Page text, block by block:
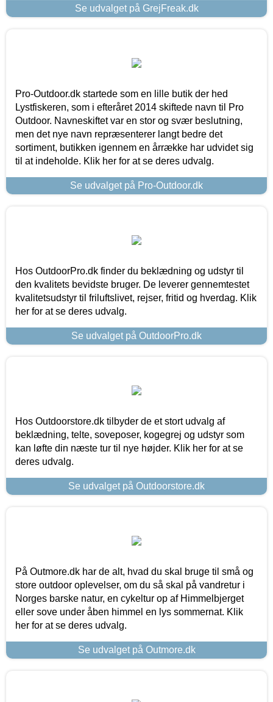
Se udvalget på GrejFreak.dk
Pro-Outdoor.dk startede som en lille butik der hed
Lystfiskeren, som i efteråret 2014 skiftede navn til Pro
Outdoor. Navneskiftet var en stor og svær beslutning,
men det nye navn repræsenterer langt bedre det
sortiment, butikken igennem en årrække har udvidet sig
til at indeholde. Klik her for at se deres udvalg.
Se udvalget på Pro-Outdoor.dk
Hos OutdoorPro.dk finder du beklædning og udstyr til
den kvalitets bevidste bruger. De leverer gennemtestet
kvalitetsudstyr til friluftslivet, rejser, fritid og hverdag. Klik
her for at se deres udvalg.
Se udvalget på OutdoorPro.dk
Hos Outdoorstore.dk tilbyder de et stort udvalg af
beklædning, telte, soveposer, kogegrej og udstyr som
kan løfte din næste tur til nye højder. Klik her for at se
deres udvalg.
Se udvalget på Outdoorstore.dk
På Outmore.dk har de alt, hvad du skal bruge til små og
store outdoor oplevelser, om du så skal på vandretur i
Norges barske natur, en cykeltur op af Himmelbjerget
eller sove under åben himmel en lys sommernat. Klik
her for at se deres udvalg.
Se udvalget på Outmore.dk